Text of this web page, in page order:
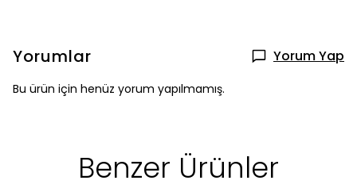
Yorumlar Yorum Yap
Bu ürün için henüz yorum yapılmamış.
Benzer Ürünler